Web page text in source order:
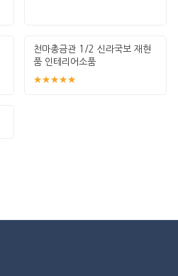
천마총금관 1/2 신라국보 재현
품 인테리어소품
★★★★★